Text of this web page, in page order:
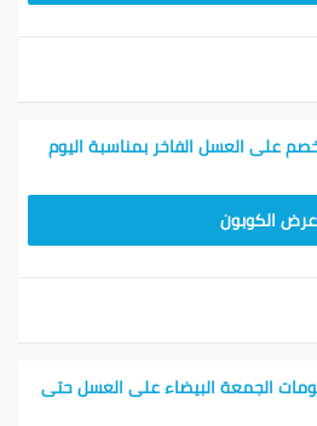
الريف النجدي 2026 خصم على العسل الفاخر بمناسبة اليوم
عرض الكوبون
الجمعة البيضاء على العسل حتى